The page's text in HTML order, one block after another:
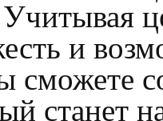
и
сможете
станет